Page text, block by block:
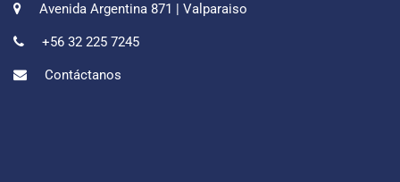
Avenida Argentina 871 | Valparaiso
+56 32 225 7245
Contáctanos